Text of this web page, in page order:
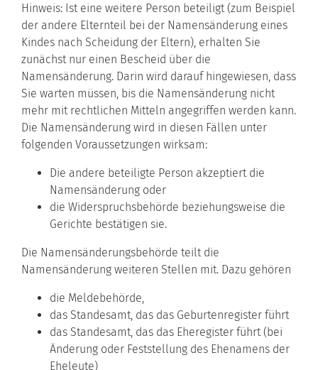
Hinweis: Ist eine weitere Person beteiligt(zum Beispiel
der andere Elternteil bei der Namensänderung eines
Kindes nach Scheidung der Eltern), erhalten Sie
zunächst nur einen Bescheid über die
Namensänderung. Darin wird darauf hingewiesen, dass
Sie warten müssen, bis die Namensänderung nicht
mehr mit rechtlichen Mitteln angegriffen werden kann.
Die Namensänderung wird in diesen Fällen unter
folgenden Voraussetzungen wirksam:
Die andere beteiligte Person akzeptiert die
Namensänderung oder
die Widerspruchsbehörde beziehungsweise die
Gerichte bestätigen sie.
Die Namensänderungsbehörde teilt die
Namensänderung weiteren Stellen mit. Dazu gehören
die Meldebehörde,
das Standesamt, das das Geburtenregister führt
das Standesamt, das das Eheregister führt (bei
Änderung oder Feststellung des Ehenamens der
Eheleute)